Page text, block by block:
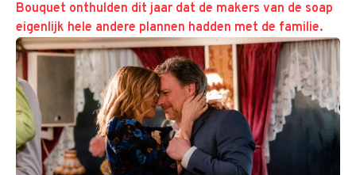
Bouquet onthulden dit jaar dat de makers van de soap
eigenlijk hele andere plannen hadden met de familie.